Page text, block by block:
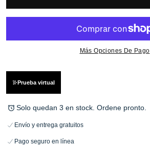
Más Opciones De Pago
Prueba virtual
Solo quedan 3 en stock. Ordene pronto.
Envío y entrega gratuitos
Pago seguro en línea